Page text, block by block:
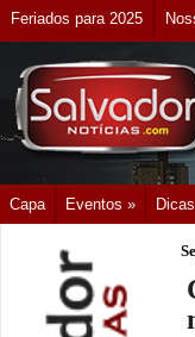
Feriados para 2025
Capa Eventos »